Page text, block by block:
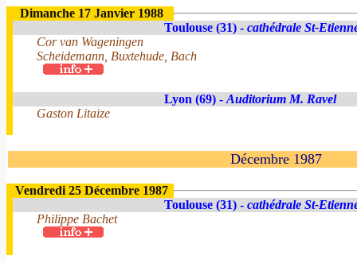
Dimanche 17 Janvier 1988
Toulouse (31) - cathédrale St-
Cor van Wageningen
Scheidemann, Buxtehude, Bach
Lyon (69) - Auditorium M. Ravel
Gaston Litaize
Décembre 1987
Vendredi 25 Décembre 1987
Toulouse (31) - cathédrale St-
Philippe Bachet